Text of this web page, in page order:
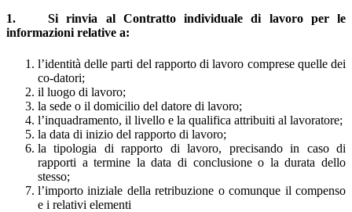
1. Si rinvia al Contratto individuale di lavoro per le
informazioni relative a:
l’identità delle parti del rapporto di lavoro comprese quelle dei
co-datori;
il luogo di lavoro;
la sede o il domicilio del datore di lavoro;
l’inquadramento, il livello e la qualifica attribuiti al lavoratore;
la data di inizio del rapporto di lavoro;
la tipologia di rapporto di lavoro, precisando in caso di
rapporti a termine la data di conclusione o la durata dello
stesso;
l’importo iniziale della retribuzione o comunque il compenso
e i relativi elementi